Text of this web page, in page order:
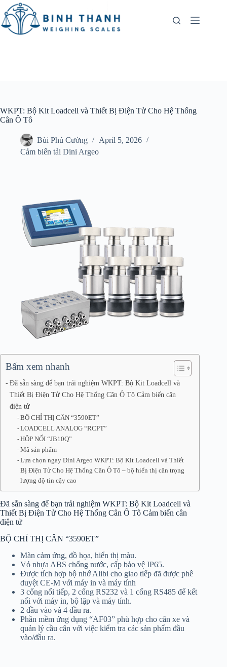
Skip
to
content
WKPT: Bộ Kit Loadcell và Thiết Bị Điện Tử Cho Hệ Thống
Cân Ô Tô
Bùi Phú Cường
April 5, 2026
Cảm biến tải Dini Argeo
Bấm xem nhanh
Đã sẵn sàng để bạn trải nghiệm WKPT: Bộ Kit Loadcell và
Thiết Bị Điện Tử Cho Hệ Thống Cân Ô Tô Cảm biến cân
điện tử
BỘ CHỈ THỊ CÂN “3590ET”
LOADCELL ANALOG “RCPT”
HÔP NỐI “JB10Q”
Mã sản phẩm
Lựa chọn ngay Dini Argeo WKPT: Bộ Kit Loadcell và Thiết
Bị Điện Tử Cho Hệ Thống Cân Ô Tô – bộ hiển thị cân trọng
lượng độ tin cậy cao
Đã sẵn sàng để bạn trải nghiệm WKPT: Bộ Kit Loadcell và
Thiết Bị Điện Tử Cho Hệ Thống Cân Ô Tô Cảm biến cân
điện tử
BỘ CHỈ THỊ CÂN “3590ET”
Màn cảm ứng, đồ họa, hiển thị màu.
Vỏ nhựa ABS chống nước, cấp bảo vệ IP65.
Được tích hợp bộ nhớ Alibi cho giao tiếp đã được phê
duyệt CE-M với máy in và máy tính
3 cổng nối tiếp, 2 cổng RS232 và 1 cổng RS485 để kết
nối với máy in, bộ lặp và máy tính.
2 đầu vào và 4 đầu ra.
Phần mềm ứng dụng “AF03” phù hợp cho cân xe và
quản lý cầu cân với việc kiểm tra các sản phẩm đầu
vào/đầu ra.